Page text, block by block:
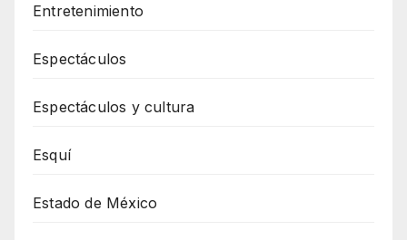
Entretenimiento
Espectáculos
Espectáculos y cultura
Esquí
Estado de México